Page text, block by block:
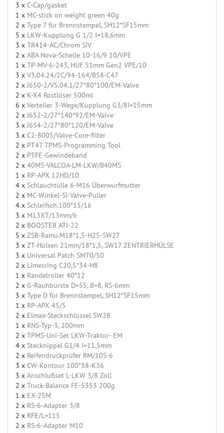
3 x C-Cap/gasket
1 x MC-stick on weight green 40g
2 x Type 7 für Brennstempel, SH12*SF15mm
5 x LKW-Kupplung G 1/2 I=18,6mm
3 x TR414-AC/Chrom SIV
2 x ABA Nova-Schelle 10-16/9 10/VPE
1 x TP-MV-6-243, HUF 51mm Gen2 VPE/10
3 x V3.04.24/2C/94-164/B58-C47
2 xJ650-2/V5.04.1/27*80*100/EM-Valve
2 x K-X4 Rostlöser 500ml
6 x Verteiler 3-Wege/Kupplung G3/8I=15mm
2 xJ652-2/27*140*92/EM-Valve
3 xJ654-2/27*80*120/EM-Valve
3 x C2-8005/Valve-Core-filter
2 x PT47 TPMS-Programming Tool
2 x PTFE-Gewindeband
2 x 40MS-VALCOA-LM-LKW/B40MS
1 x RP-APX 12HD/10
4 x Schlauchtülle 6-M16 Überwurfmutter
2 x MC-Winkel-SI-Valve-Puller
4 x Schleifsch.100*15/16
3 x M13XT/13mm/6
2 x BOOSTER ATI-22
5 x ZSB-Ramu.M18*1,5-H25-SW27
3 x ZT-Hülsen 21mm/18*1,5, SW17 ZENTRIERHÜLSE
3 x Universal Patch SMT0/50
2 x Limesring C20,5*34-H8
1 x Rändelroller 40*12
2 x G-Rauhbürste D=55, B=8, RS-6mm
3 x Type D für Brennstempel, SH12*SF15mm
1 x RP-APX 45/5
2 x Elmax-Steckschlüssel SW28
1 x RNS-Typ-3, 200mm
2 x TPMS-Uni-Set LKW-Traktor- EM
4 x Stecknippel G1/4 I=11,5mm
2 x Reifendruckprüfer RM/10S-6
3 x CW-Kontour 100*38-K36
3 x Anschlußset L-LKW 3/8 Zoll
2 x Truck-Balance FE-5353 200g
1 x EX-25M
2 x RS-6-Adapter 3/8
2 x RFE/L=115
2 x RS-6-Adapter M10